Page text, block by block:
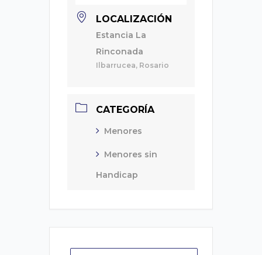
LOCALIZACIÓN
Estancia La
Rinconada
Ilbarrucea, Rosario
CATEGORÍA
Menores
Menores sin
Handicap